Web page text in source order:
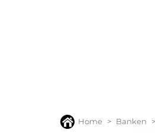
Home Banken